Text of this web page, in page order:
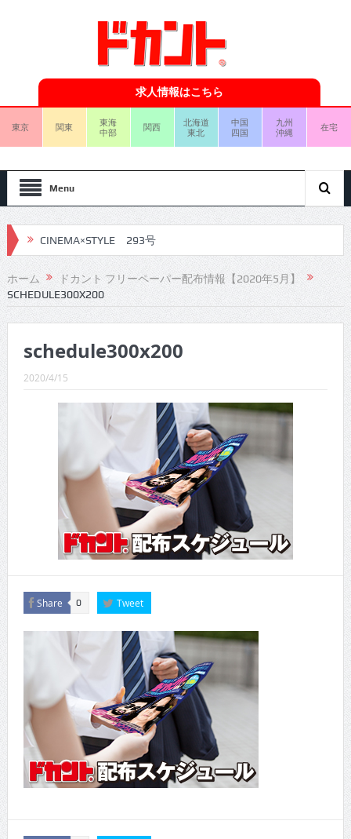
求人情報はこちら
東京 関東
東海
中部
関西
北海道
東北
中国
四国
九州
沖縄
在宅
Menu
CINEMA×STYLE 293号
CINEMA×STYLE 292号
CINEMA×STYLE 291号
CINEMA×STYLE 289号
CINEMA×STYLE 287号
CINEMA×STYLE 286号
CINEMA×STYLE 285号
CINEMA×STYLE 294号
ホーム
ドカント フリーペーパー配布情報【2020年5月】
SCHEDULE300X200
schedule300x200
2020/4/15
Share 0 Tweet